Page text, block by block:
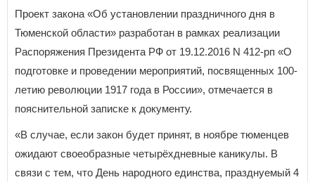
Проект закона «Об установлении праздничного дня в
Тюменской области» разработан в рамках реализации
Распоряжения Президента РФ от 19.12.2016 N 412-рп «О
подготовке и проведении мероприятий, посвященных 100-
летию революции 1917 года в России», отмечается в
пояснительной записке к документу.
«В случае, если закон будет принят, в ноябре тюменцев
ожидают своеобразные четырёхдневные каникулы. В
связи с тем, что День народного единства, празднуемый 4